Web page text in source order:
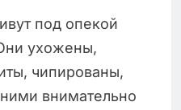
под опекой
ухожены,
чипированы,
внимательно